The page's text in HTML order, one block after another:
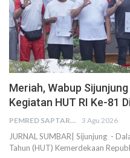
Meriah, Wabup
Kegiatan HUT RI Ke-81
PEMRED SAPTARIUS 3 Agu 2026
JURNAL SUMBAR| Sijunjung -
Tahun (HUT) Kemerdekaan